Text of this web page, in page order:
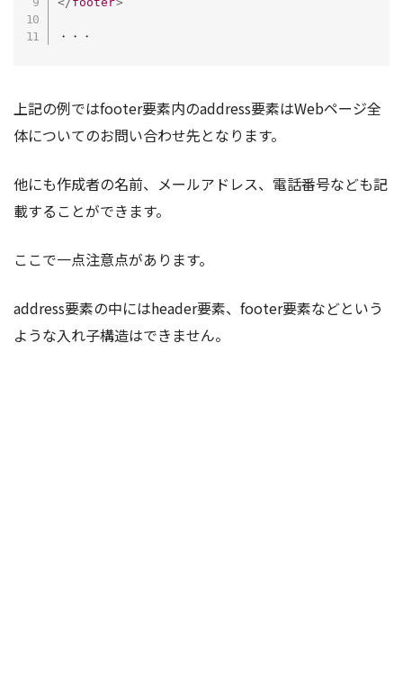
・・・
上記の例ではfooter要素内のaddress要素はWebページ全
体についてのお問い合わせ先となります。
他にも作成者の名前、メールアドレス、電話番号なども記
載することができます。
ここで一点注意点があります。
address要素の中にはheader要素、footer要素などという
ような入れ子構造はできません。